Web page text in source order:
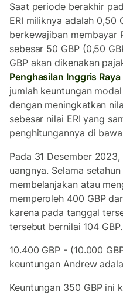
Saat periode berakhir
ERI miliknya adalah 0,50
berkewajiban membayar
sebesar 50 GBP (0,50
GBP akan dikenakan
Penghasilan Inggris Raya
jumlah keuntungan
dengan meningkatkan
sebesar nilai ERI yang
penghitungannya di
Pada 31 Desember
uangnya. Selama
membelanjakan atau
memperoleh 400 GBP
karena pada tanggal
tersebut bernilai 104 GBP.
10.400 GBP - (10.000
keuntungan Andrew
Keuntungan 350 GBP ini